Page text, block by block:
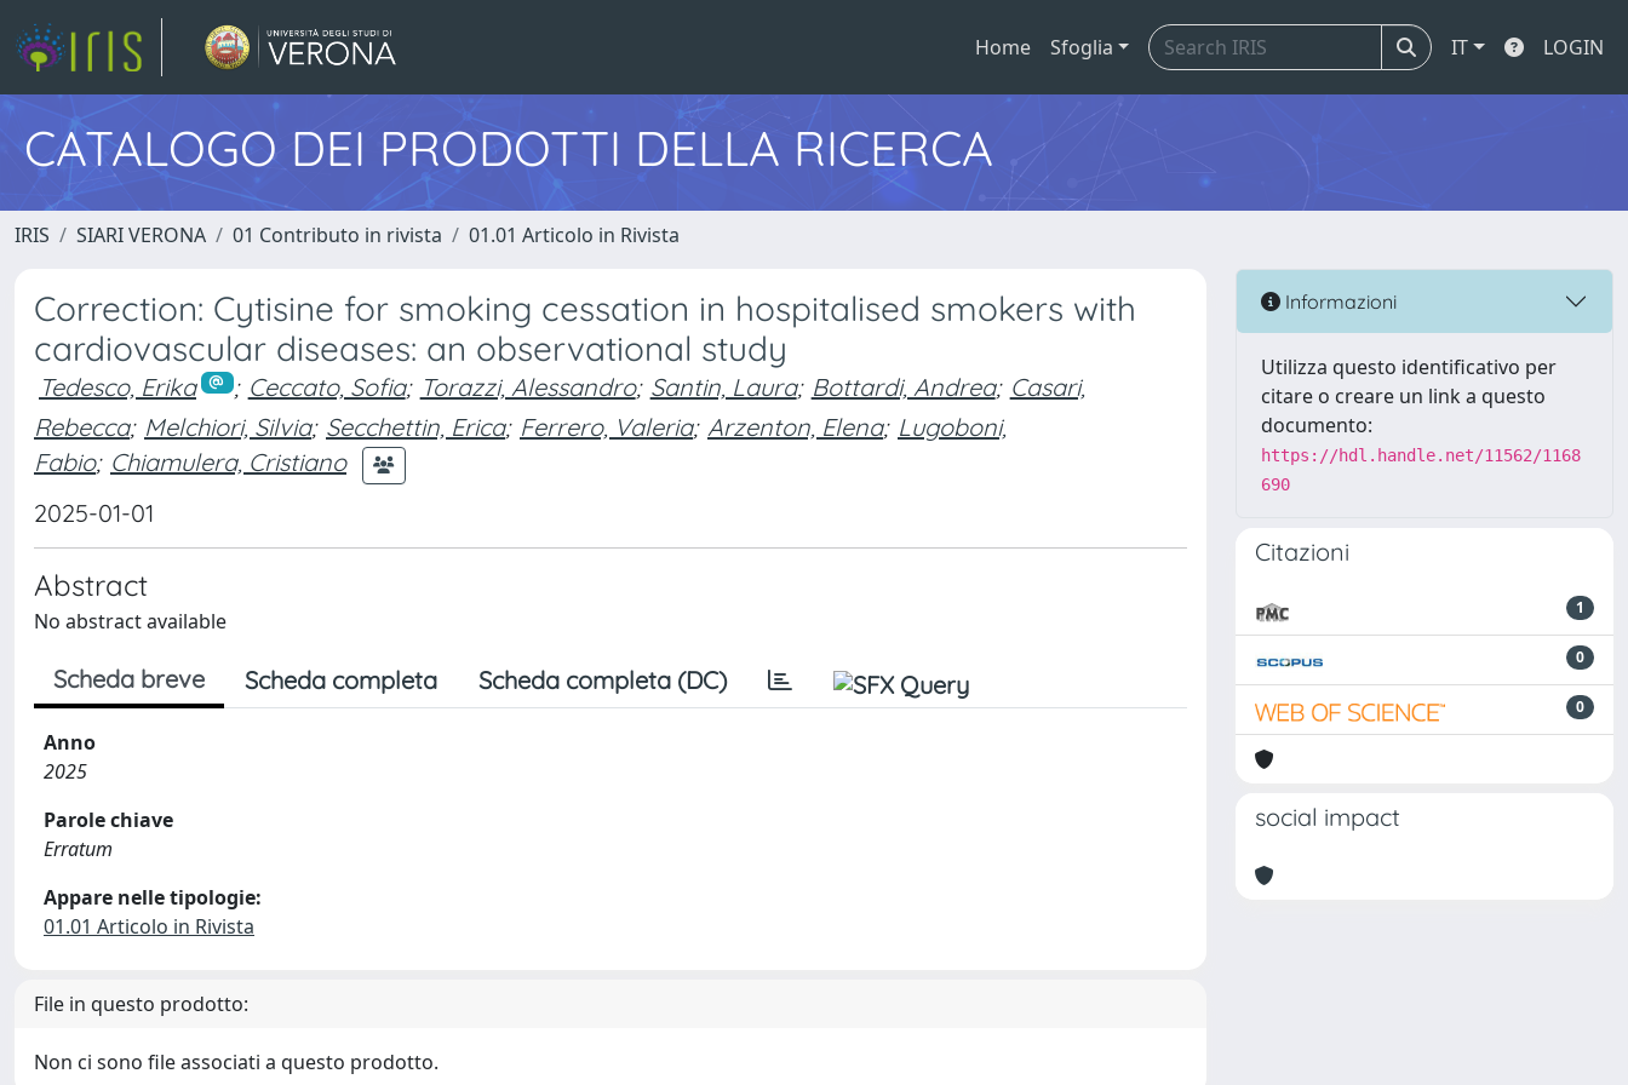
Home Sfoglia IT LOGIN
CATALOGO DEI PRODOTTI DELLA RICERCA
IRIS SIARI VERONA 01 Contributo in rivista 01.01 Articolo in Rivista
Correction: Cytisine for smoking cessation in hospitalised smokers with
cardiovascular diseases: an observational study
Tedesco, Erika ; Ceccato, Sofia; Torazzi, Alessandro; Santin, Laura; Bottardi, Andrea; Casari,
Rebecca; Melchiori, Silvia; Secchettin, Erica; Ferrero, Valeria; Arzenton, Elena; Lugoboni,
Fabio; Chiamulera, Cristiano
2025-01-01
Abstract
No abstract available
Scheda breve Scheda completa Scheda completa (DC)
Anno
2025
Parole chiave
Erratum
Appare nelle tipologie:
01.01 Articolo in Rivista
File in questo prodotto:
Non ci sono file associati a questo prodotto.
Informazioni
Utilizza questo identificativo per
citare o creare un link a questo
documento:
https://hdl.handle.net/11562/1168
690
Citazioni
1
0
0
social impact